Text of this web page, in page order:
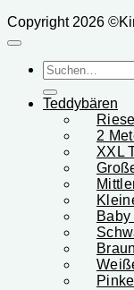
Copyright 2026
Suchen
nach:
Teddybären
2
XXL